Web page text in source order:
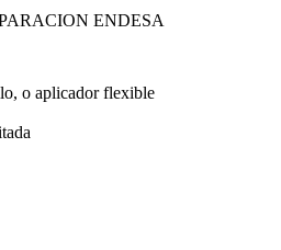
o aplicador flexible